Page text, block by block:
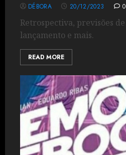
DÉBORA 20/12/2023 0
Retrospectiva, previsões de
lançamento e mais.
READ MORE